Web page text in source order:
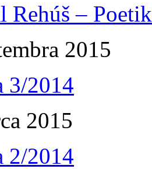
Rehúš –
2015
3/2014
2015
2/2014